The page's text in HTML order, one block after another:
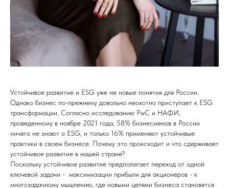
Устойчивое развитие и ESG уже не новые понятия для России.
Однако бизнес по-прежнему довольно неохотно приступает к ESG
трансформации. Согласно исследованию PwC и НАФИ,
проведенному в ноябре 2021 года, 58% бизнесменов в России
ничего не знают о ESG, и только 16% применяют устойчивые
практики в своем бизнесе. Почему это происходит и что сдерживает
устойчивое развитие в нашей стране?
Поскольку устойчивое развитие предполагает переход от одной
ключевой задачи - максимизации прибыли для акционеров - к
многозадачному мышлению, где новыми целями бизнеса становятся